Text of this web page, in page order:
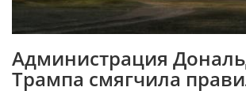
Администрация
Трампа смягчила